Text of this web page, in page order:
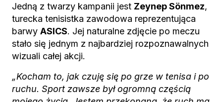
Jedną z twarzy kampanii jest Zeynep Sönmez,
turecka tenisistka zawodowa reprezentująca
barwy ASICS. Jej naturalne zdjęcie po meczu
stało się jednym z najbardziej rozpoznawalnych
wizuali całej akcji.
„Kocham to, jak czuję się po grze w tenisa i po
ruchu. Sport zawsze był ogromną częścią